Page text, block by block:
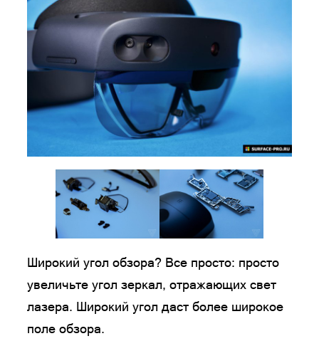
Широкий угол обзора? Все просто: просто
увеличьте угол зеркал, отражающих свет
лазера. Широкий угол даст более широкое
поле обзора.